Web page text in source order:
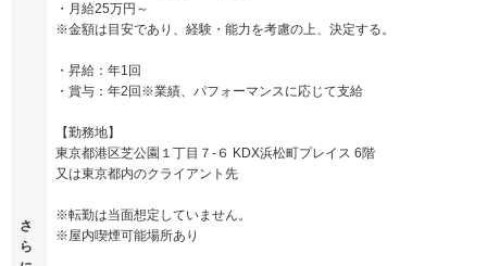
さ
ら
・月給25万円～
※金額は目安であり、経験・能力を考慮の上、決定する。
・昇給：年1回
・賞与：年2回※業績、パフォーマンスに応じて支給
【勤務地】
東京都港区芝公園１丁目７-６ KDX浜松町プレイス 6階
又は東京都内のクライアント先
※転勤は当面想定していません。
※屋内喫煙可能場所あり